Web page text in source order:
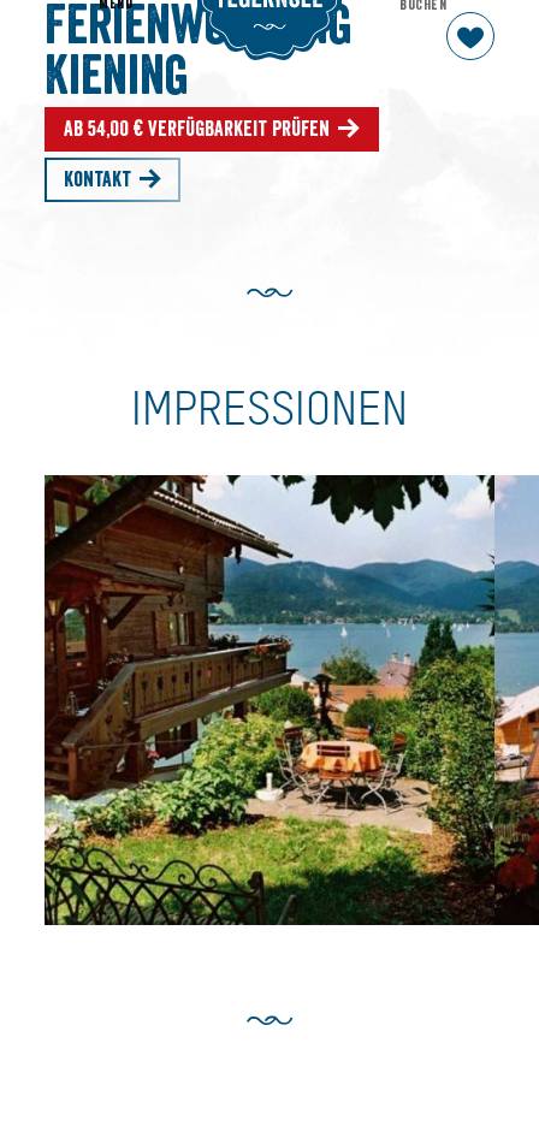
Ferienwohnung
Kiening
Ab 54,00 € Verfügbarkeit prüfen
Kontakt
IMPRESSIONEN
MENU BUCHEN